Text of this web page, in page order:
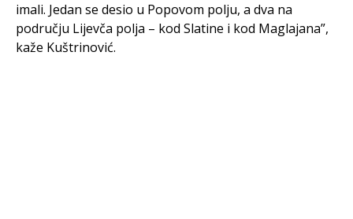
imali. Jedan se desio u Popovom polju, a dva na
području Lijevča polja – kod Slatine i kod Maglajana”,
kaže Kuštrinović.